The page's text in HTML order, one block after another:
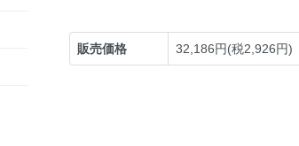
販売価格 32,186円(税2,926円)